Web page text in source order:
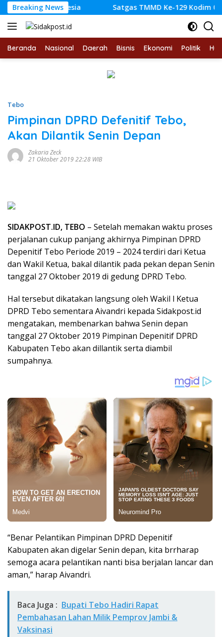
Langsung
ke
konten
Breaking News
Indonesia Satgas TMMD Ke-129 Kodim 0416/Bute
Beranda Nasional Daerah Bisnis Ekonomi Politik
Tebo
Pimpinan DPRD Defenitif Tebo,
Akan Dilantik Senin Depan
Zakaria Zeck
21 Oktober 2019 22:28 WIB
SIDAKPOST.ID, TEBO – Setelah memakan waktu proses
perjalanan cukup panjang akhirnya Pimpinan DPRD
Depenitif Tebo Periode 2019 – 2024 terdiri dari Ketua
dan Wakil Ketua, bakal dilantik pada pekan depan Senin
tanggal 27 Oktober 2019 di gedung DPRD Tebo.
Hal tersebut dikatakan langsung oleh Wakil l Ketua
DPRD Tebo sementara Aivandri kepada Sidakpost.id
mengatakan, membenarkan bahwa Senin depan
tanggal 27 Oktober 2019 Pimpinan Depenitif DPRD
Kabupaten Tebo akan dillantik serta diambil
sumpahnya.
“Benar Pelantikan Pimpinan DPRD Depenitif
Kabupaten akan digelar Senin depan, kita brrharap
semoga acara pelantikan nanti bisa berjalan lancar dan
aman,” harap Aivandri.
Baca Juga : Bupati Tebo Hadiri Rapat
Pembahasan Lahan Milik Pemprov Jambi &
Vaksinasi